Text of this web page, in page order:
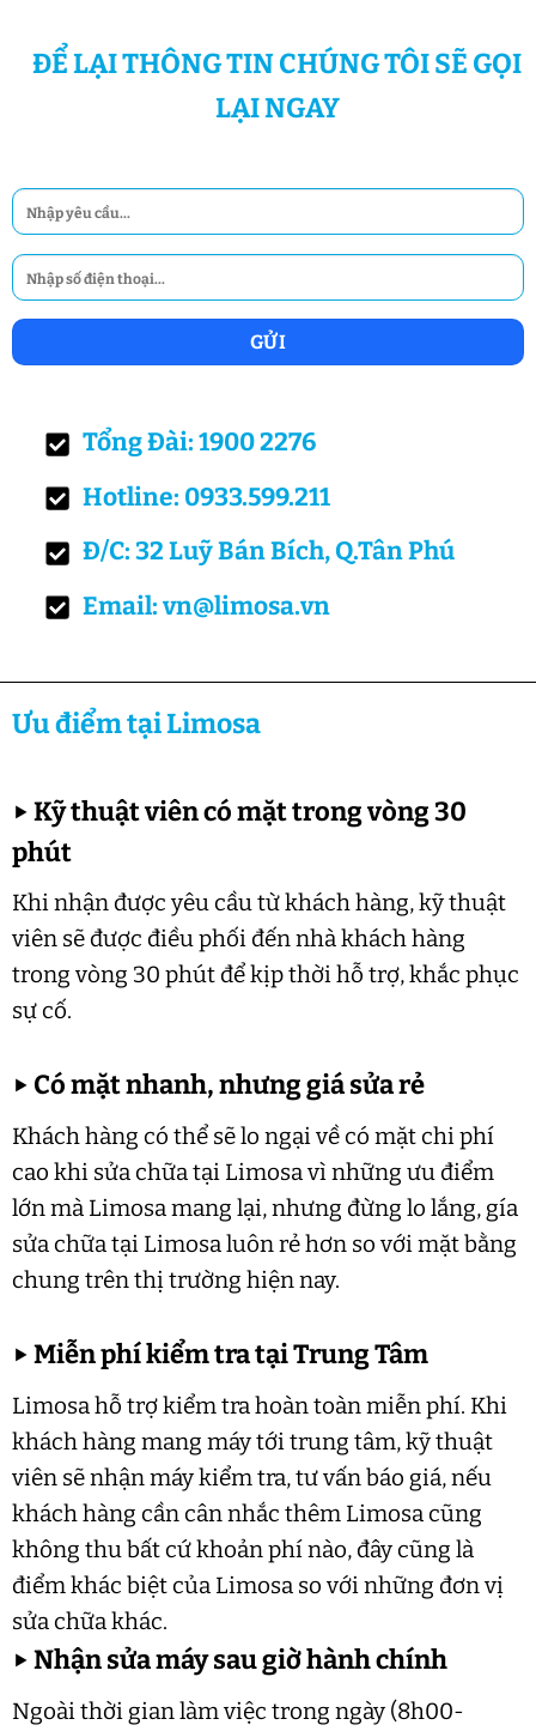
ĐỂ LẠI THÔNG TIN CHÚNG TÔI SẼ GỌI
LẠI NGAY
Tổng Đài: 1900 2276
Hotline: 0933.599.211
Đ/C: 32 Luỹ Bán Bích, Q.Tân Phú
Email: vn@limosa.vn
Ưu điểm tại Limosa
▶Kỹ thuật viên có mặt trong vòng 30
phút
Khi nhận được yêu cầu từ khách hàng, kỹ thuật
viên sẽ được điều phối đến nhà khách hàng
trong vòng 30 phút để kịp thời hỗ trợ, khắc phục
sự cố.
▶ Có mặt nhanh, nhưng giá sửa rẻ
Khách hàng có thể sẽ lo ngại về có mặt chi phí
cao khi sửa chữa tại Limosa vì những ưu điểm
lớn mà Limosa mang lại, nhưng đừng lo lắng, gía
sửa chữa tại Limosa luôn rẻ hơn so với mặt bằng
chung trên thị trường hiện nay.
▶Miễn phí kiểm tra tại Trung Tâm
Limosa hỗ trợ kiểm tra hoàn toàn miễn phí. Khi
khách hàng mang máy tới trung tâm, kỹ thuật
viên sẽ nhận máy kiểm tra, tư vấn báo giá, nếu
khách hàng cần cân nhắc thêm Limosa cũng
không thu bất cứ khoản phí nào, đây cũng là
điểm khác biệt của Limosa so với những đơn vị
sửa chữa khác.
▶Nhận sửa máy sau giờ hành chính
Ngoài thời gian làm việc trong ngày (8h00-